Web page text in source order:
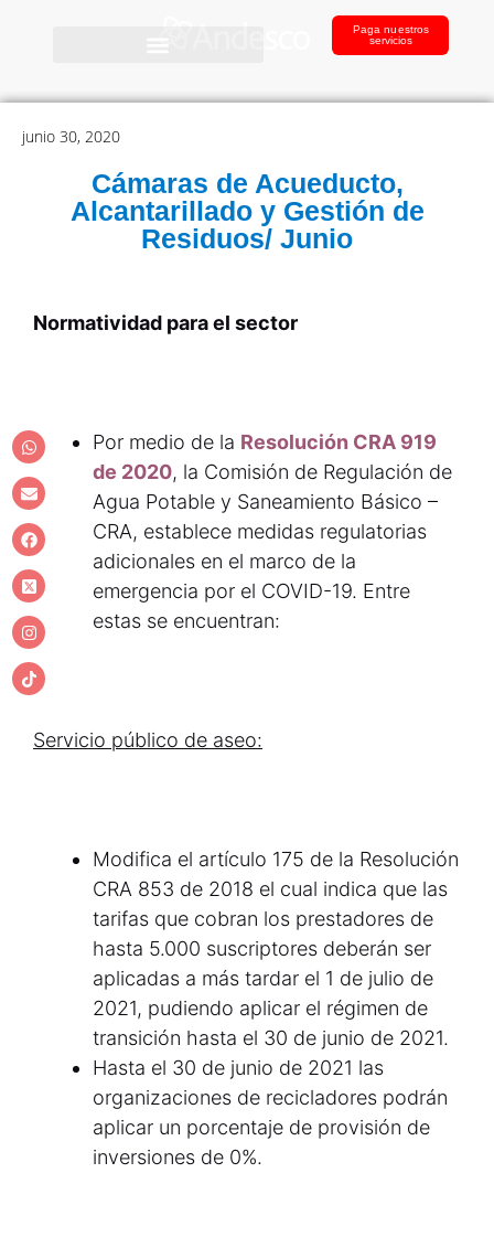
Paga nuestros
servicios
junio 30, 2020
Cámaras de Acueducto,
Alcantarillado y Gestión de
Residuos/ Junio
Normatividad para el sector
Por medio de la Resolución CRA 919
de 2020, la Comisión de Regulación de
Agua Potable y Saneamiento Básico –
CRA, establece medidas regulatorias
adicionales en el marco de la
emergencia por el COVID-19. Entre
estas se encuentran:
Servicio público de aseo:
Modifica el artículo 175 de la Resolución
CRA 853 de 2018 el cual indica que las
tarifas que cobran los prestadores de
hasta 5.000 suscriptores deberán ser
aplicadas a más tardar el 1 de julio de
2021, pudiendo aplicar el régimen de
transición hasta el 30 de junio de 2021.
Hasta el 30 de junio de 2021 las
organizaciones de recicladores podrán
aplicar un porcentaje de provisión de
inversiones de 0%.